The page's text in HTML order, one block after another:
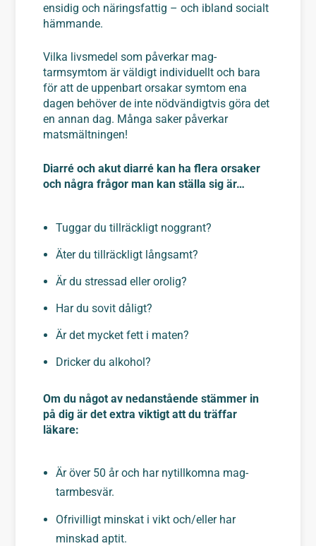
ensidig och näringsfattig – och ibland socialt
hämmande.
Vilka livsmedel som påverkar mag-
tarmsymtom är väldigt individuellt och bara
för att de uppenbart orsakar symtom ena
dagen behöver de inte nödvändigtvis göra det
en annan dag. Många saker påverkar
matsmältningen!
Diarré och akut diarré kan ha flera orsaker
och några frågor man kan ställa sig är…
Tuggar du tillräckligt noggrant?
Äter du tillräckligt långsamt?
Är du stressad eller orolig?
Har du sovit dåligt?
Är det mycket fett i maten?
Dricker du alkohol?
Om du något av nedanstående stämmer in
på dig är det extra viktigt att du träffar
läkare:
Är över 50 år och har nytillkomna mag-
tarmbesvär.
Ofrivilligt minskat i vikt och/eller har
minskad aptit.